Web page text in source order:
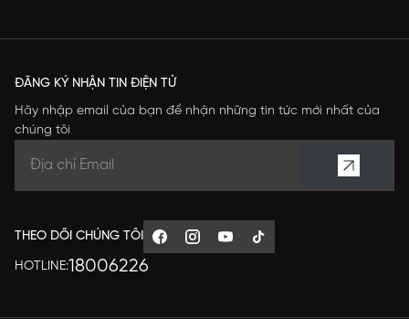
ĐĂNG KÝ NHẬN TIN ĐIỆN TỬ
Hãy nhập email của bạn để nhận những tin tức mới nhất của
chúng tôi
THEO DÕI CHÚNG TÔI
HOTLINE:18006226